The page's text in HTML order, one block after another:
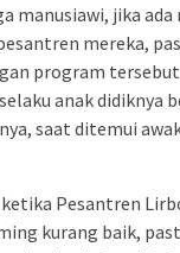
manusiawi, jika
mereka,
program tersebut
anak didiknya
saat ditemui
Pesantren
kurang baik,